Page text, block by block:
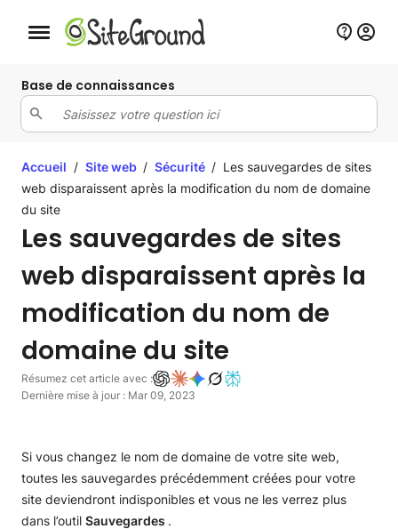
Bouton de navigation mobile
Base de connaissances
Accueil / Site web / Sécurité / Les sauvegardes de sites
web disparaissent après la modification du nom de domaine
du site
Les sauvegardes de sites
web disparaissent après la
modification du nom de
domaine du site
Résumez cet article avec :
Dernière mise à jour : Mar 09, 2023
Si vous changez le nom de domaine de votre site web,
toutes les sauvegardes précédemment créées pour votre
site deviendront indisponibles et vous ne les verrez plus
dans l’outil Sauvegardes .